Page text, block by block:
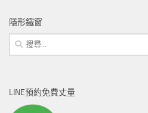
隱形鐵窗
搜
尋
字:
LINE預約免費丈量